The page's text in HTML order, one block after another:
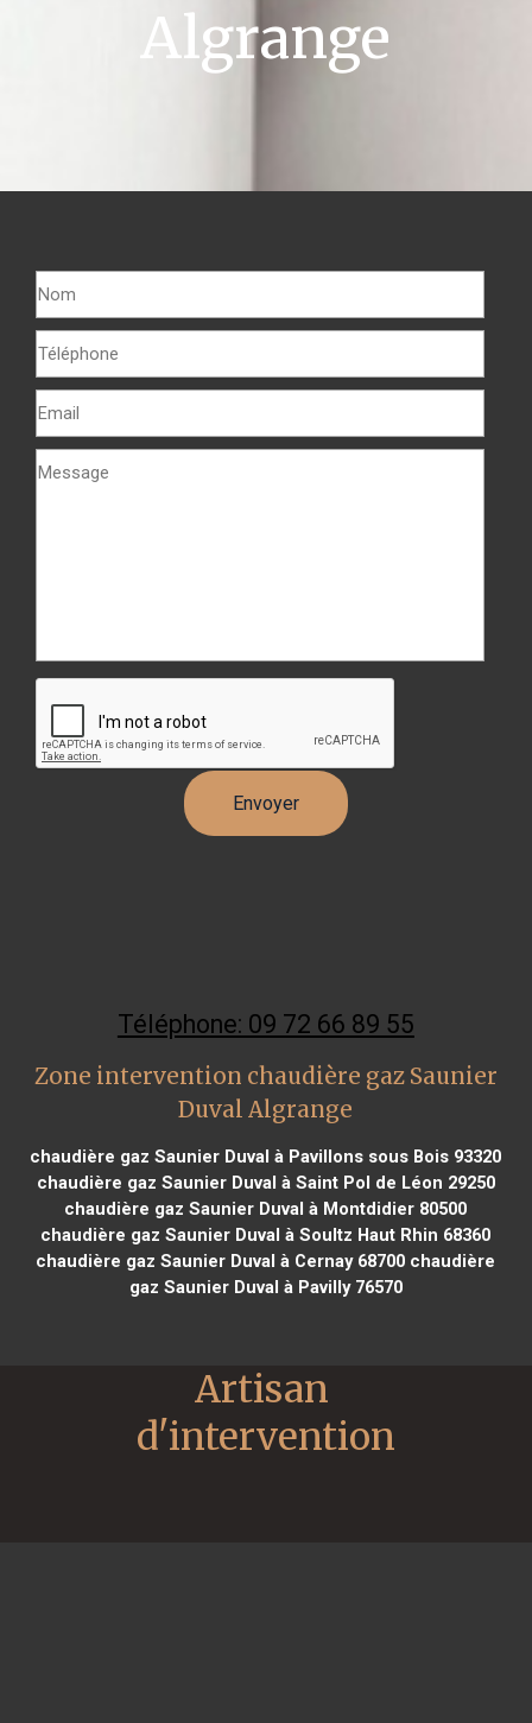
Algrange
Téléphone: 09 72 66 89 55
Zone intervention chaudière gaz Saunier
Duval Algrange
chaudière gaz Saunier Duval à Pavillons sous Bois 93320
chaudière gaz Saunier Duval à Saint Pol de Léon 29250
chaudière gaz Saunier Duval à Montdidier 80500
chaudière gaz Saunier Duval à Soultz Haut Rhin 68360
chaudière gaz Saunier Duval à Cernay 68700 chaudière
gaz Saunier Duval à Pavilly 76570
Artisan
d'intervention